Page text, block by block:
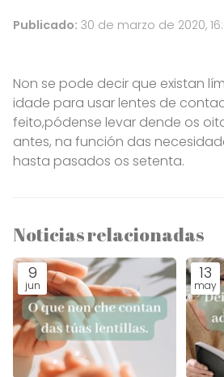
Publicado: 30 de marzo de 2020,
Non se pode decir que existan
idade para usar lentes de
feito,pódense levar dende os
antes, na función das
hasta pasados os setenta.
Noticias relacionadas
9
jun
13
may